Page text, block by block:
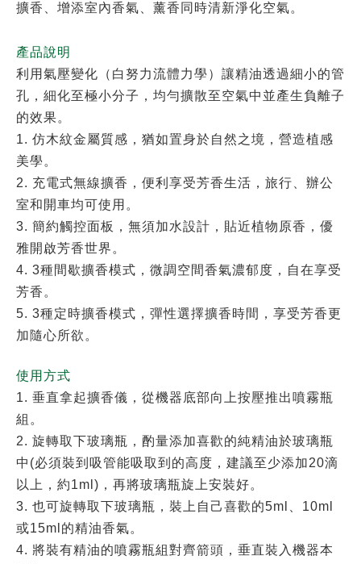
擴香、增添室內香氣、薰香同時清新淨化空氣。
產品說明
利用氣壓變化（白努力流體力學）讓精油透過細小的管
孔，細化至極小分子，均勻擴散至空氣中並產生負離子
的效果。
1. 仿木紋金屬質感，猶如置身於自然之境，營造植感
美學。
2. 充電式無線擴香，便利享受芳香生活，旅行、辦公
室和開車均可使用。
3. 簡約觸控面板，無須加水設計，貼近植物原香，優
雅開啟芳香世界。
4. 3種間歇擴香模式，微調空間香氣濃郁度，自在享受
芳香。
5. 3種定時擴香模式，彈性選擇擴香時間，享受芳香更
加隨心所欲。
使用方式
1. 垂直拿起擴香儀，從機器底部向上按壓推出噴霧瓶
組。
2. 旋轉取下玻璃瓶，酌量添加喜歡的純精油於玻璃瓶
中(必須裝到吸管能吸取到的高度，建議至少添加20滴
以上，約1ml)，再將玻璃瓶旋上安裝好。
3. 也可旋轉取下玻璃瓶，裝上自己喜歡的5ml、10ml
或15ml的精油香氣。
4. 將裝有精油的噴霧瓶組對齊箭頭，垂直裝入機器本